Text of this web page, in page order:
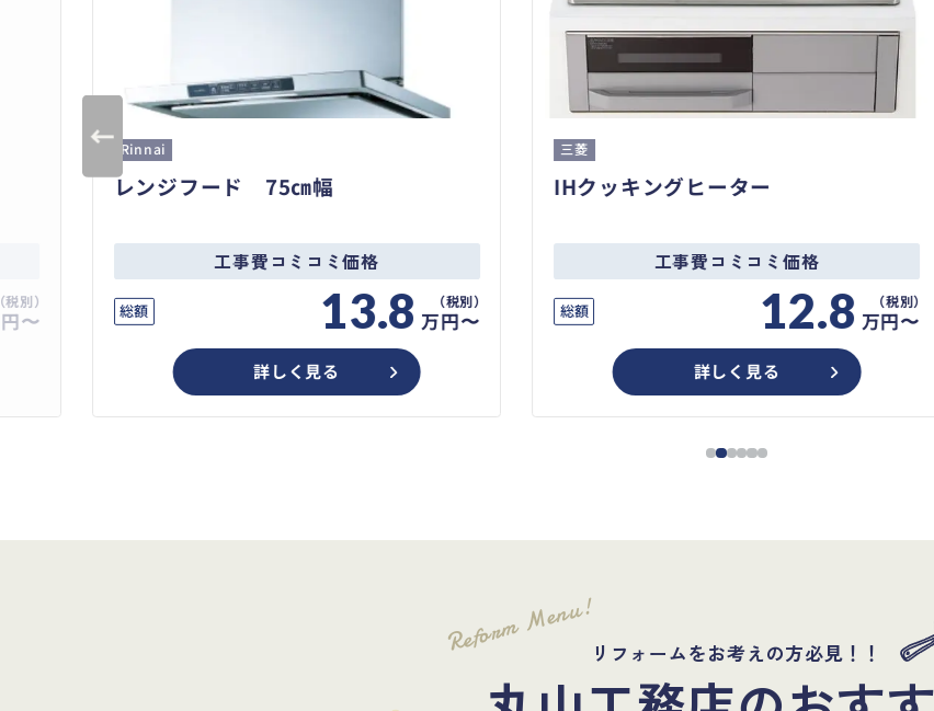
〜
Rinnai
レンジフード 75㎝幅
工事費コミコミ価格
総額 13.8 万円〜
詳しく見る
三菱
IHクッキングヒーター
工事費コミコミ価格
総額 12.8 万円〜
詳しく見る
Reform Menu! リフォームをお考えの方必見！！